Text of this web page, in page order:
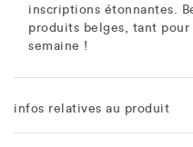
inscriptions étonnantes.
produits belges, tant
semaine !
infos relatives au produit